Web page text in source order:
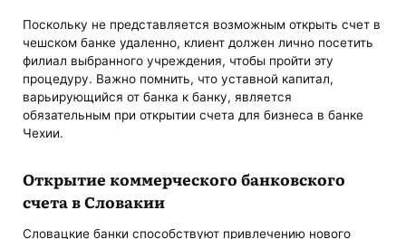
Поскольку не представляется возможным открыть счет в
чешском банке удаленно, клиент должен лично посетить
филиал выбранного учреждения, чтобы пройти эту
процедуру. Важно помнить, что уставной капитал,
варьирующийся от банка к банку, является
обязательным при открытии счета для бизнеса в банке
Чехии.
Открытие коммерческого банковского
счета в Словакии
Словацкие банки способствуют привлечению нового